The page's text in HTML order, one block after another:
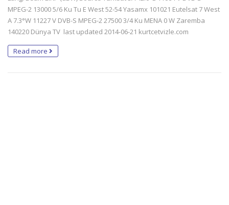
MPEG-2 13000 5/6 Ku Tu E West 52-54 Yasamx 101021 Eutelsat 7 West
A 7.3°W 11227 V DVB-S MPEG-2 27500 3/4 Ku MENA 0 W Zaremba
140220 Dünya TV last updated 2014-06-21 kurtcetvizle.com
Read more